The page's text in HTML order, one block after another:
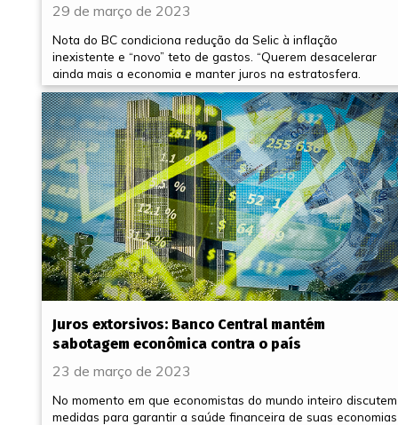
29 de março de 2023
Nota do BC condiciona redução da Selic à inflação
inexistente e “novo” teto de gastos. “Querem desacelerar
ainda mais a economia e manter juros na estratosfera.
Juros extorsivos: Banco Central mantém
sabotagem econômica contra o país
23 de março de 2023
No momento em que economistas do mundo inteiro discutem
medidas para garantir a saúde financeira de suas economias